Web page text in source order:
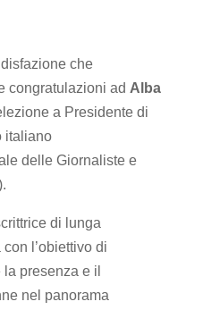
che
congratulazioni ad Alba
a Presidente di
italiano
delle Giornaliste e
di lunga
l’obiettivo di
presenza e il
nel panorama